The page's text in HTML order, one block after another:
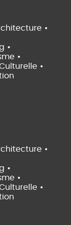
•
•
•
•
•
•
•
•